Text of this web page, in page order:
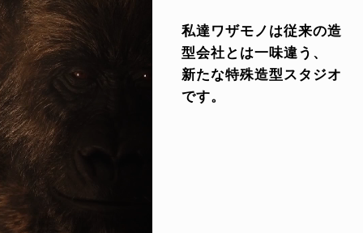
私達ワザモノは従来の造
型会社とは一味違う、
新たな特殊造型スタジオ
です。